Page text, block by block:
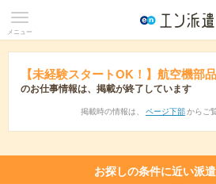
メニュー
【未経験スタートOK！】航空機部
のお仕事情報は、掲載が終了しています
掲載時の情報は、 ページ下部 からご
お探しの条件に近い派